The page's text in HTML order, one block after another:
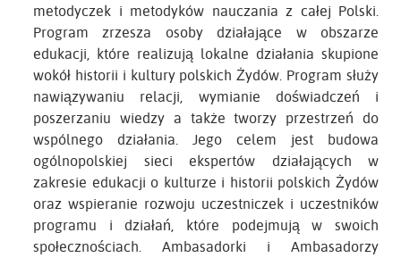
metodyczek i metodyków nauczania z całej Polski.
Program zrzesza osoby działające w obszarze
edukacji, które realizują lokalne działania skupione
wokół historii i kultury polskich Żydów. Program służy
nawiązywaniu relacji, wymianie doświadczeń i
poszerzaniu wiedzy a także tworzy przestrzeń do
wspólnego działania. Jego celem jest budowa
ogólnopolskiej sieci ekspertów działających w
zakresie edukacji o kulturze i historii polskich Żydów
oraz wspieranie rozwoju uczestniczek i uczestników
programu i działań, które podejmują w swoich
społecznościach. Ambasadorki i Ambasadorzy